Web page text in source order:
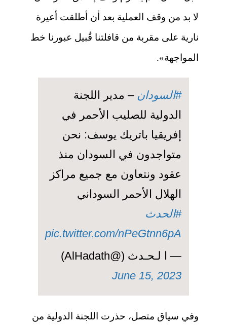
لا بد من وقف العملية بعد أن أطلقت أعيرة
نارية على مقربة من قافلتنا قُبيل عبورنا خط
المواجهة».
#السودان – مدير اللجنة
الدولية للصليب الأحمر في
إفريقيا باتريك يوسف: نحن
متواجدون في السودان منذ
عقود ونتعاون مع جميع مراكز
الهلال الأحمر السوداني
#الحدث
pic.twitter.com/nPeGtnn6pA
— ا لـحـدث (@AlHadath)
June 15, 2023
وفي سياق متصل، حذرت اللجنة الدولية من